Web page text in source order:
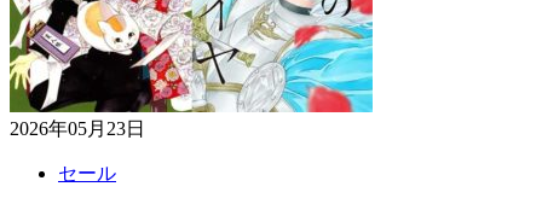
2026年05月23日
セール